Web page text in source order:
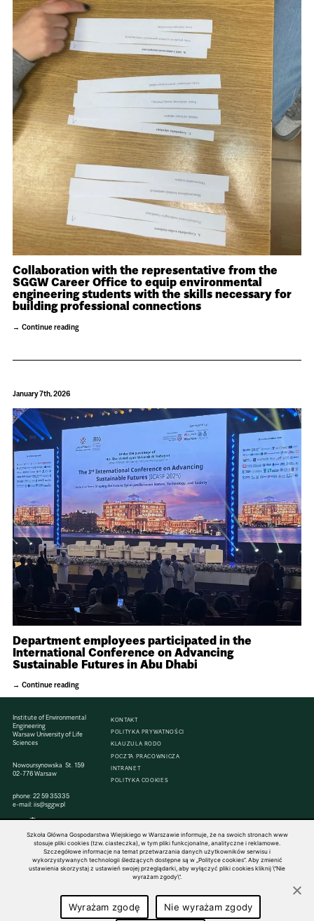
Collaboration with the representative from the
SGGW Career Office to equip environmental
engineering students with the skills necessary for
building professional connections
Continue reading
January 7th, 2026
Department employees participated in the
International Conference on Advancing
Sustainable Futures in Abu Dhabi
Continue reading
Institute of Environmental
Engineering
Warsaw University of Life
Sciences
Nowoursynowska St. 159
02-776 Warsaw
phone:22 59 35335
e-mail:iis@sggw.pl
KONTAKT
POLITYKA PRYWATNOŚCI
KLAUZULA RODO
POCZTA PRACOWNICZA
INTRANET
POLITYKA COOKIES
© 1816–2026 SGGW — ALL RIGHTS RESERVED
Szkoła Główna Gospodarstwa Wiejskiego w Warszawie informuje, że na swoich stronach www
stosuje pliki cookies (tzw. ciasteczka), w tym pliki funkcjonalne, analityczne i reklamowe.
Szczegółowe informacje na temat przetwarzania danych użytkowników serwisu i
wykorzystywanych technologii śledzących dostępne są w „Polityce cookies”. Aby zmienić
ustawienia skorzystaj z ustawień swojej przeglądarki, aby wyłączyć pliki cookies kliknij \"Nie
wyrażam zgody\".
Wyrażam zgodę Nie wyrażam zgody